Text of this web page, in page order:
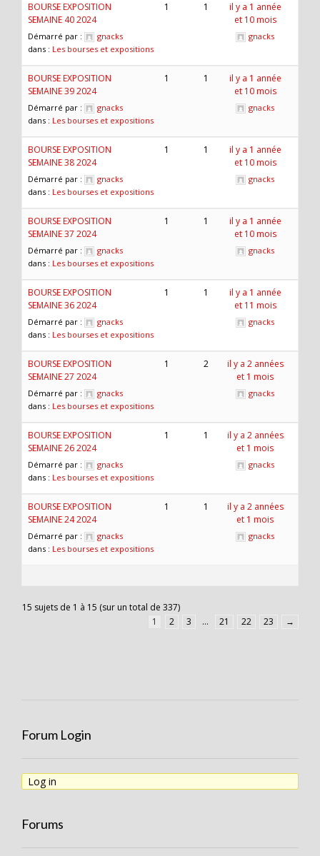
BOURSE EXPOSITION
SEMAINE 40 2024
Démarré par :
gnacks
dans : Les bourses et expositions
1 1
il y a 1 année
et 10 mois
gnacks
BOURSE EXPOSITION
SEMAINE 39 2024
Démarré par :
gnacks
dans : Les bourses et expositions
1 1
il y a 1 année
et 10 mois
gnacks
BOURSE EXPOSITION
SEMAINE 38 2024
Démarré par :
gnacks
dans : Les bourses et expositions
1 1
il y a 1 année
et 10 mois
gnacks
BOURSE EXPOSITION
SEMAINE 37 2024
Démarré par :
gnacks
dans : Les bourses et expositions
1 1
il y a 1 année
et 10 mois
gnacks
BOURSE EXPOSITION
SEMAINE 36 2024
Démarré par :
gnacks
dans : Les bourses et expositions
1 1
il y a 1 année
et 11 mois
gnacks
BOURSE EXPOSITION
SEMAINE 27 2024
Démarré par :
gnacks
dans : Les bourses et expositions
1 2
il y a 2 années
et 1 mois
gnacks
BOURSE EXPOSITION
SEMAINE 26 2024
Démarré par :
gnacks
dans : Les bourses et expositions
1 1
il y a 2 années
et 1 mois
gnacks
BOURSE EXPOSITION
SEMAINE 24 2024
Démarré par :
gnacks
dans : Les bourses et expositions
1 1
il y a 2 années
et 1 mois
gnacks
15 sujets de 1 à 15 (sur un total de 337)
1
2 3 … 21 22 23 →
Forum Login
Log in
Forums